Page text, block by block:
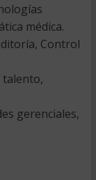
médica.
Control
talento,
gerenciales,